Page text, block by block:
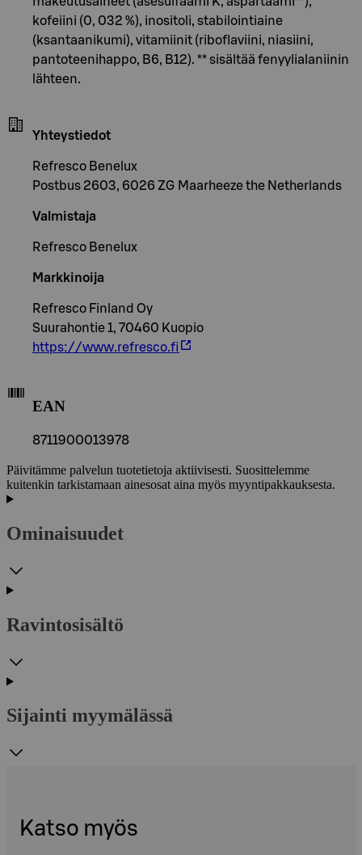
kofeiini (0, 032 %), inositoli, stabilointiaine
(ksantaanikumi), vitamiinit (riboflaviini, niasiini,
pantoteenihappo, B6, B12). ** sisältää fenyylialaniinin
lähteen.
Yhteystiedot
Refresco Benelux
Postbus 2603, 6026 ZG Maarheeze the Netherlands
Valmistaja
Refresco Benelux
Markkinoija
Refresco Finland Oy
Suurahontie 1, 70460 Kuopio
https://www.refresco.fi
EAN
8711900013978
Päivitämme palvelun tuotetietoja aktiivisesti. Suosittelemme
kuitenkin tarkistamaan ainesosat aina myös myyntipakkauksesta.
Ominaisuudet
Ravintosisältö
Sijainti myymälässä
Katso myös